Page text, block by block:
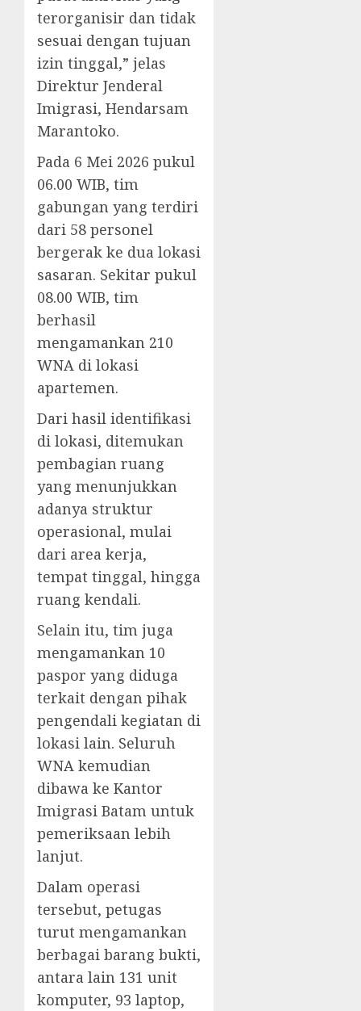
terorganisir dan tidak
sesuai dengan tujuan
izin tinggal,” jelas
Direktur Jenderal
Imigrasi, Hendarsam
Marantoko.
Pada 6 Mei 2026 pukul
06.00 WIB, tim
gabungan yang terdiri
dari 58 personel
bergerak ke dua lokasi
sasaran. Sekitar pukul
08.00 WIB, tim
berhasil
mengamankan 210
WNA di lokasi
apartemen.
Dari hasil identifikasi
di lokasi, ditemukan
pembagian ruang
yang menunjukkan
adanya struktur
operasional, mulai
dari area kerja,
tempat tinggal, hingga
ruang kendali.
Selain itu, tim juga
mengamankan 10
paspor yang diduga
terkait dengan pihak
pengendali kegiatan di
lokasi lain. Seluruh
WNA kemudian
dibawa ke Kantor
Imigrasi Batam untuk
pemeriksaan lebih
lanjut.
Dalam operasi
tersebut, petugas
turut mengamankan
berbagai barang bukti,
antara lain 131 unit
komputer, 93 laptop,